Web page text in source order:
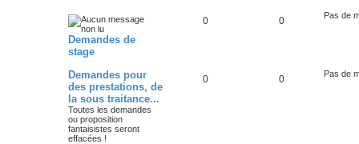
Demandes de
stage
0 0 Pas de
Demandes pour
des prestations, de
la sous traitance...
Toutes les demandes
ou proposition
fantaisistes seront
effacées !
0 0 Pas de